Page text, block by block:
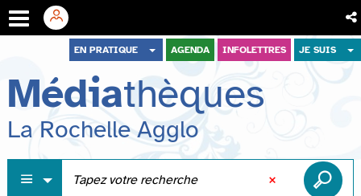
menu
contenu
recherche
EN PRATIQUE AGENDA INFOLETTRES JE SUIS
Médiathèques
La Rochelle Agglo